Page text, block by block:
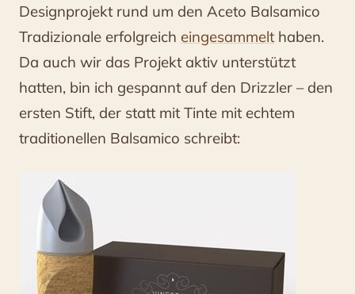
Designprojekt rund um den Aceto Balsamico
Tradizionale erfolgreich eingesammelt haben.
Da auch wir das Projekt aktiv unterstützt
hatten, bin ich gespannt auf den Drizzler – den
ersten Stift, der statt mit Tinte mit echtem
traditionellen Balsamico schreibt: